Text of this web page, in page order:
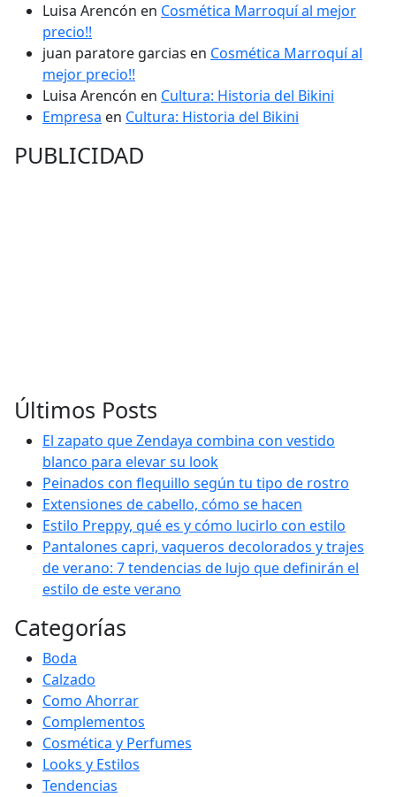
Luisa Arencón en Cosmética Marroquí al mejor
precio!!
juan paratore garcias en Cosmética Marroquí al
mejor precio!!
Luisa Arencón en Cultura: Historia del Bikini
Empresa en Cultura: Historia del Bikini
PUBLICIDAD
Últimos Posts
El zapato que Zendaya combina con vestido
blanco para elevar su look
Peinados con flequillo según tu tipo de rostro
Extensiones de cabello, cómo se hacen
Estilo Preppy, qué es y cómo lucirlo con estilo
Pantalones capri, vaqueros decolorados y trajes
de verano: 7 tendencias de lujo que definirán el
estilo de este verano
Categorías
Boda
Calzado
Como Ahorrar
Complementos
Cosmética y Perfumes
Looks y Estilos
Tendencias